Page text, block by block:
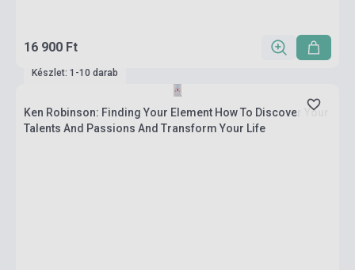
16 900 Ft
Készlet: 1-10 darab
Ken Robinson: Finding Your Element How To Discover Your
Talents And Passions And Transform Your Life